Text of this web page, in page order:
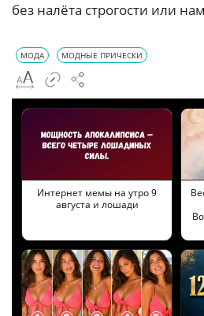
без налёта строгости или
МОДА МОДНЫЕ ПРИЧЕСКИ
Интернет мемы на утро 9
августа и лошади